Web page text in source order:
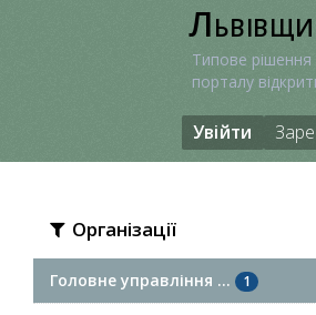
Типове рішення
порталу
Увійти
Організації
Головне управління ... 1